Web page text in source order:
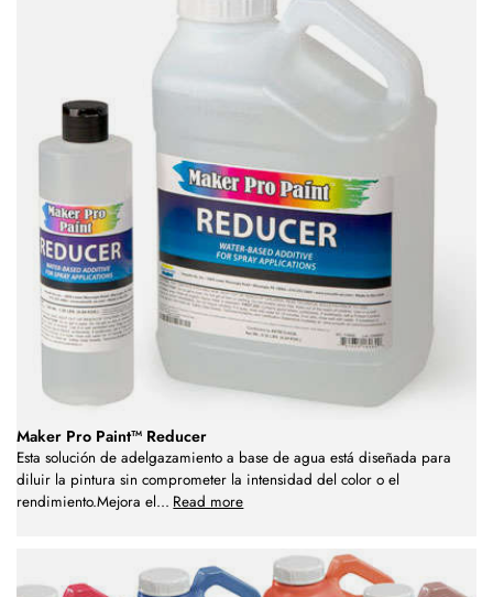
Maker Pro Paint™ Reducer
Esta solución de adelgazamiento a base de agua está diseñada para
diluir la pintura sin comprometer la intensidad del color o el
rendimiento.Mejora el... Read more